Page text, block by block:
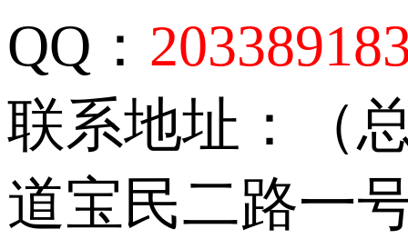
QQ：
联系地址：（
道宝民二路一